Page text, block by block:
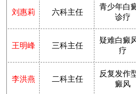
刘惠莉 六科主任
青少年白
诊疗
王明峰 三科主任
疑难白癜
疗
李洪燕 二科主任
反复发作
癜风